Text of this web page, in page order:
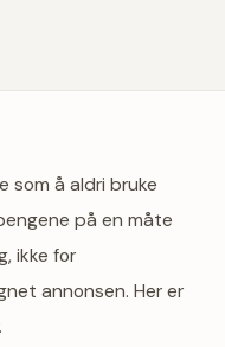
som å aldri bruke
på en måte
ikke for
annonsen. Her er